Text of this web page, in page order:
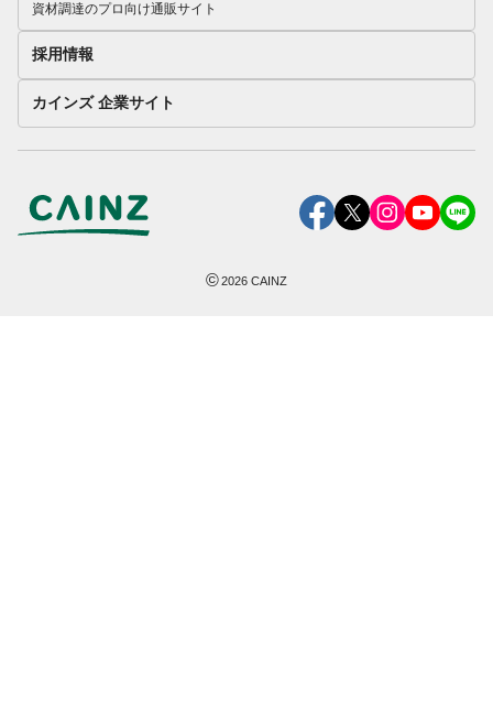
資材調達のプロ向け通販サイト
採用情報
カインズ 企業サイト
©2026 CAINZ